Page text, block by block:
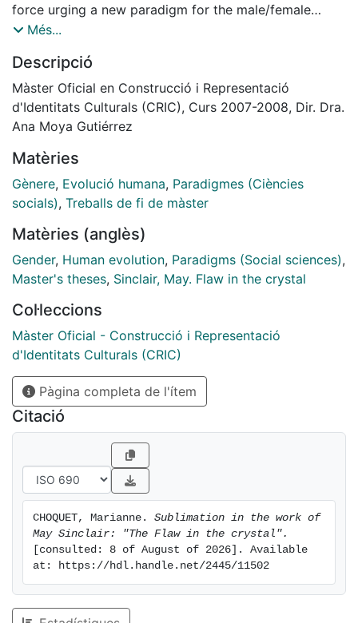
force urging a new paradigm for the male/female
relationship in modern society. It begins by exploring
Judaeo-Christian traditions; Eve and Mary, and how
their images have contributed emotionally as well as
physically to woman's development and affected
man's. While deconstructing the text and grammatical
to consider the internal and personal process of
sublimation required to attain the spiritual/physical
merger encouraged in Sinclair's text as well as how
Finally, it offers the reader a vision of how these
processes not only mirror each other but present a
more active way to participate in human evolution.
Més...
Descripció
Màster Oficial en Construcció i Representació
d'Identitats Culturals (CRIC), Curs 2007-2008, Dir. Dra.
Ana Moya Gutiérrez
Matèries
Gènere, Evolució humana, Paradigmes (Ciències
socials), Treballs de fi de màster
Matèries (anglès)
Gender, Human evolution, Paradigms (Social sciences),
Master's theses, Sinclair, May. Flaw in the crystal
Col·leccions
Màster Oficial - Construcció i Representació
d'Identitats Culturals (CRIC)
Pàgina completa de l'ítem
Citació
CHOQUET, Marianne. Sublimation in the work of
May Sinclair: "The Flaw in the crystal".
[consulted: 8 of August of 2026]. Available
at: https://hdl.handle.net/2445/11502